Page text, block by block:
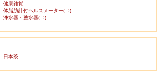
健康雑貨
体脂肪計付ヘルスメーター(⇒)
浄水器・整水器(⇒)
日本茶